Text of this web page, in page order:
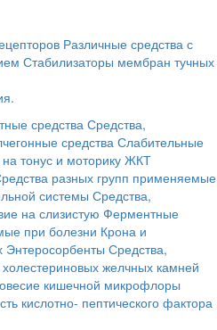
Различные средства с
Стабилизаторы мембран тучных
средства Средства,
средства Слабительные
тонус и моторику ЖКТ
разных групп применяемые
системы Средства,
на слизистую Ферментные
при болезни Крона и
Энтеросорбенты Средства,
желчных камней
кишечной микрофлоры
кислотно- пептического фактора